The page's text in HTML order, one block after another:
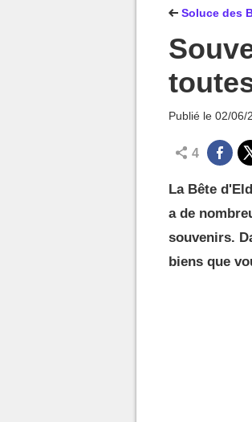
Soluce des
Publié le 02/06/
4
La Bête
a de
souvenirs.
biens que